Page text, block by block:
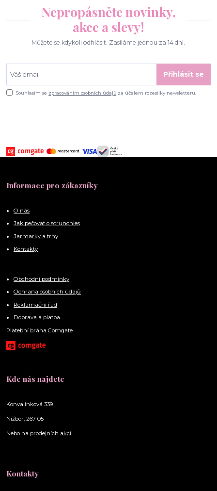
Nepropásněte novinky,
akce a slevy!
Můžete se kdykoli odhlásit. Zasíláme jednou za 14 dní.
Přihlásit se
Souhlasím se zpracováním osobních údajů za účelem rozesílky newsletteru.
Informace pro zákazníky
O nás
Jak pečovat o scrunchies
Jarmarky a trhy
Kontakty
Obchodní podmínky
Ochrana osobních údajů
Reklamační řád
Doprava a platba
Platební brána Comgate
Kde nás najdete
Konvalinková 339
Nižbor, 267 05
Nebo na prodejních akcí
Kontakty